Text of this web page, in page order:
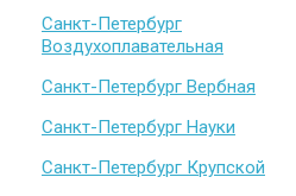
Санкт-Петербург
Воздухоплавательная
Санкт-Петербург Вербная
Санкт-Петербург Науки
Санкт-Петербург Крупской